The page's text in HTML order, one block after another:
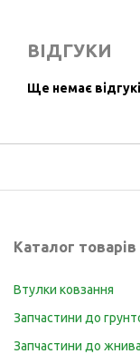
ВІДГУКИ
Ще немає
Каталог товарів
Втулки ковзання
Запчастини до
Запчастини до